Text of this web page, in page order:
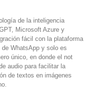
de la inteligencia
Microsoft Azure y
fácil con la plataforma
WhatsApp y solo es
único, en donde el not
audio para facilitar la
de textos en imágenes